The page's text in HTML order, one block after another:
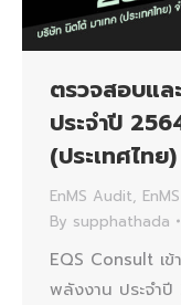
ตรวจสอบแล
ประจำปี
(ประเทศไทย
EnMS Audit,
By supphathada
EQS Consult เ
พลังงาน ประจำ